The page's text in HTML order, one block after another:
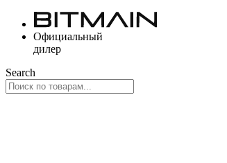
Перейти
содержимому
Официальный
дилер
Search